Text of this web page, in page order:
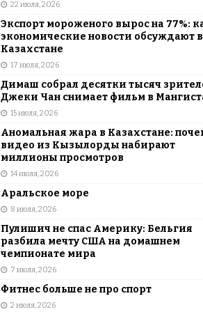
22 июля, 2026
Экспорт мороженого вырос на 77%:
экономические новости обсуждают в
Казахстане
17 июля, 2026
Димаш собрал десятки тысяч
Джеки Чан снимает фильм в
15 июля, 2026
Аномальная жара в Казахстане:
видео из Кызылорды набирают
миллионы просмотров
14 июля, 2026
Аральское море
8 июля, 2026
Пулишич не спас Америку: Бельгия
разбила мечту США на домашнем
чемпионате мира
7 июля, 2026
Фитнес больше не про спорт
2 июля, 2026